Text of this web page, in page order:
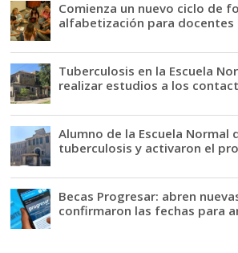
Comienza un nuevo ciclo de
alfabetización para docentes
Tuberculosis en la Escuela
realizar estudios a los
Alumno de la Escuela Normal
tuberculosis y activaron el
Becas Progresar: abren
confirmaron las fechas para